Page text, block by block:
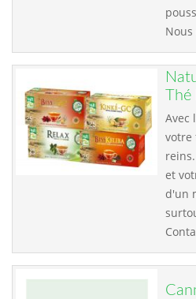
Thé
Avec
votre
et
d'un